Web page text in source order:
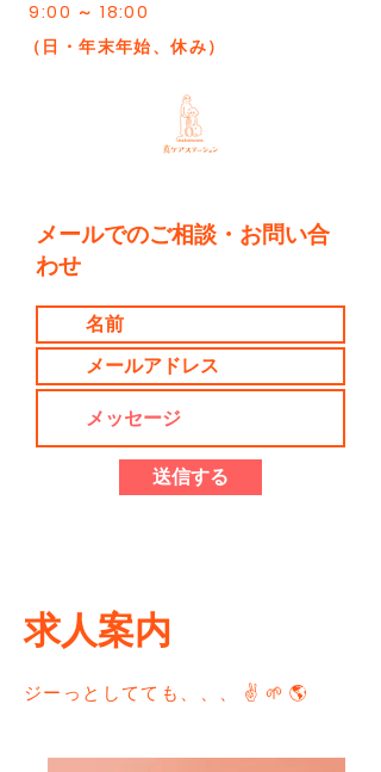
© 2002 by
9:00 ～ 18:00
（日・年末年始、休み）
メールでのご相談・お問い合
わせ
送信する
求人案内
ジーっとしてても、、、 ✌️ 🌱 🌎